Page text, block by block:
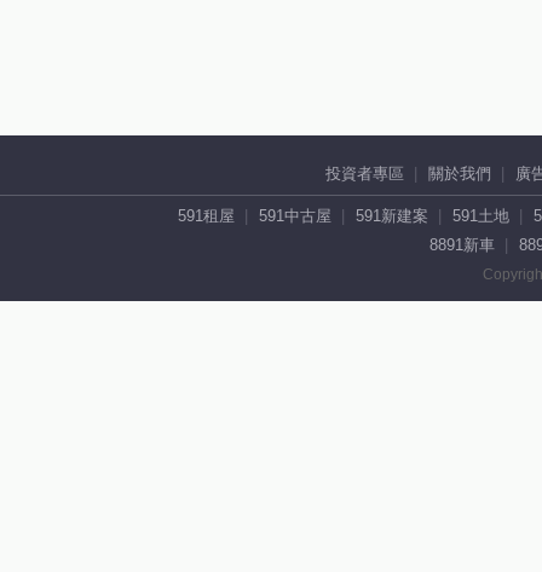
投資者專區 關於我們 廣
591租屋 591中古屋 591新建案 591土地
8891新車